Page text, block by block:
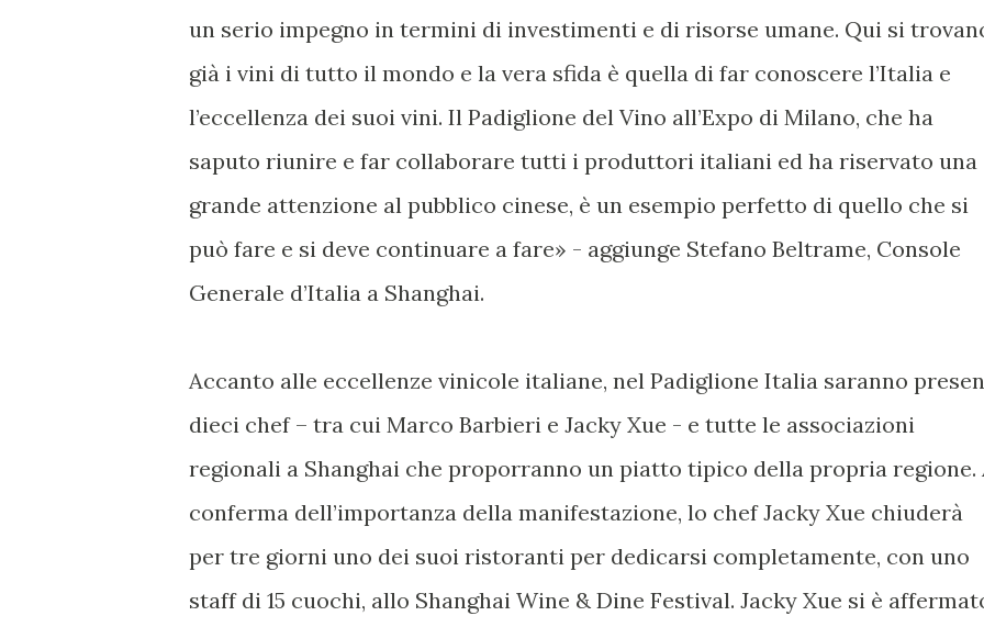
un serio impegno in termini di investimenti e di risorse umane. Qui si
già i vini di tutto il mondo e la vera sfida è quella di far conoscere l’Italia e
l’eccellenza dei suoi vini. Il Padiglione del Vino all’Expo di Milano, che ha
saputo riunire e far collaborare tutti i produttori italiani ed ha riservato una
grande attenzione al pubblico cinese, è un esempio perfetto di quello che si
può fare e si deve continuare a fare» - aggiunge Stefano Beltrame, Console
Generale d’Italia a Shanghai.
Accanto alle eccellenze vinicole italiane, nel Padiglione Italia saranno
dieci chef – tra cui Marco Barbieri e Jacky Xue - e tutte le associazioni
regionali a Shanghai che proporranno un piatto tipico della propria regione.
conferma dell’importanza della manifestazione, lo chef Jacky Xue chiuderà
per tre giorni uno dei suoi ristoranti per dedicarsi completamente, con uno
staff di 15 cuochi, allo Shanghai Wine & Dine Festival. Jacky Xue si è